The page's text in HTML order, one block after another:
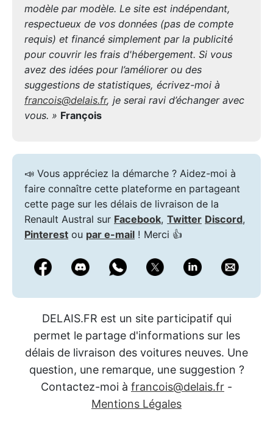
modèle par modèle. Le site est indépendant,
respectueux de vos données (pas de compte
requis) et financé simplement par la publicité
pour couvrir les frais d'hébergement. Si vous
avez des idées pour l’améliorer ou des
suggestions de statistiques, écrivez-moi à
francois@delais.fr, je serai ravi d’échanger avec
vous. » François
📣 Vous appréciez la démarche ? Aidez-moi à
faire connaître cette plateforme en partageant
cette page sur les délais de livraison de la
Renault Austral sur Facebook, Twitter Discord,
Pinterest ou par e-mail ! Merci 👍
DELAIS.FR est un site participatif qui
permet le partage d'informations sur les
délais de livraison des voitures neuves. Une
question, une remarque, une suggestion ?
Contactez-moi à francois@delais.fr -
Mentions Légales